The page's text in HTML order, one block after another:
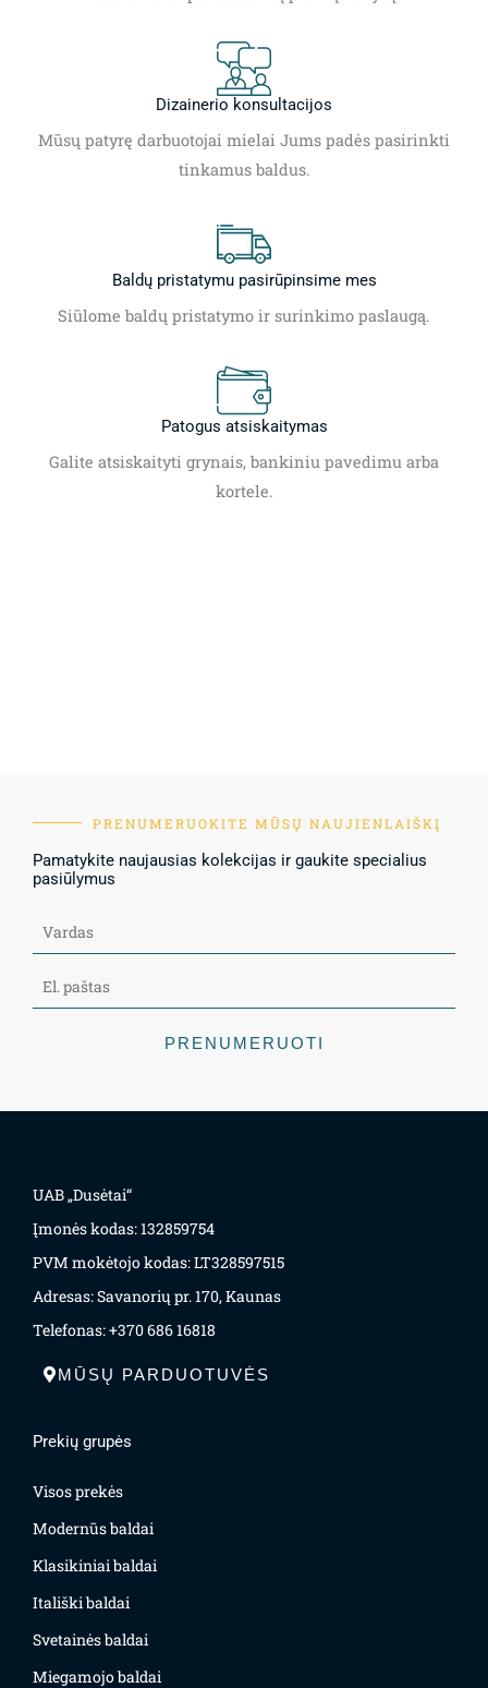
Dizainerio konsultacijos
Mūsų patyrę darbuotojai mielai Jums padės pasirinkti
tinkamus baldus.
Baldų pristatymu pasirūpinsime mes
Siūlome baldų pristatymo ir surinkimo paslaugą.
Patogus atsiskaitymas
Galite atsiskaityti grynais, bankiniu pavedimu arba
kortele.
PRENUMERUOKITE MŪSŲ NAUJIENLAIŠKĮ
Pamatykite naujausias kolekcijas ir gaukite specialius
pasiūlymus
PRENUMERUOTI
UAB „Dusėtai“
Įmonės kodas: 132859754
PVM mokėtojo kodas: LT328597515
Adresas: Savanorių pr. 170, Kaunas
Telefonas: +370 686 16818
MŪSŲ PARDUOTUVĖS
Prekių grupės
Visos prekės
Modernūs baldai
Klasikiniai baldai
Itališki baldai
Svetainės baldai
Miegamojo baldai